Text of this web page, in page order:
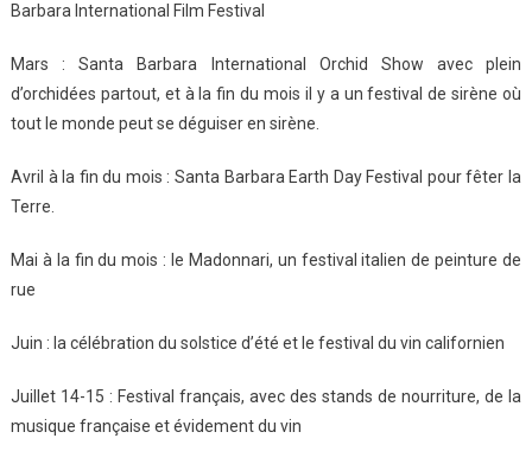
Barbara International Film Festival
Mars : Santa Barbara International Orchid Show avec plein
d’orchidées partout, et à la fin du mois il y a un festival de sirène où
tout le monde peut se déguiser en sirène.
Avril à la fin du mois : Santa Barbara Earth Day Festival pour fêter la
Terre.
Mai à la fin du mois : le Madonnari, un festival italien de peinture de
rue
Juin : la célébration du solstice d’été et le festival du vin californien
Juillet 14-15 : Festival français, avec des stands de nourriture, de la
musique française et évidement du vin